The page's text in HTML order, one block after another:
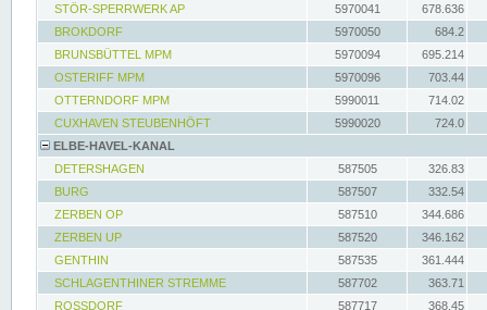
STÖR-SPERRWERK AP
5970041
678.636
BROKDORF
5970050
684.2
BRUNSBÜTTEL MPM
5970094
695.214
OSTERIFF MPM
5970096
703.44
OTTERNDORF MPM
5990011
714.02
CUXHAVEN STEUBENHÖFT
5990020
724.0
ELBE-HAVEL-KANAL
DETERSHAGEN
587505
326.83
BURG
587507
332.54
ZERBEN OP
587510
344.686
ZERBEN UP
587520
346.162
GENTHIN
587535
361.444
SCHLAGENTHINER STREMME
587702
363.71
ROSSDORF
587717 368.45